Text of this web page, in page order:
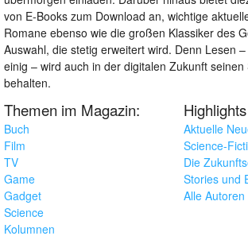
von E-Books zum Download an, wichtige
Romane ebenso wie die großen Klassiker des
Auswahl, die stetig erweitert wird. Denn Lesen
einig – wird auch in der digitalen Zukunft seinen
behalten.
Themen im Magazin:
Buch
Film
TV
Game
Gadget
Science
Kolumnen
Aktuelle
Science-
Die
Stories und
Alle Autoren